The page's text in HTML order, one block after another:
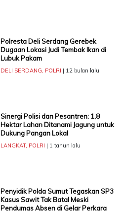
Polresta Deli Serdang Gerebek
Dugaan Lokasi Judi Tembak Ikan di
Lubuk Pakam
DELI SERDANG, POLRI | 12 bulan lalu
Sinergi Polisi dan Pesantren: 1,8
Hektar Lahan Ditanami Jagung untuk
Dukung Pangan Lokal
LANGKAT, POLRI | 1 tahun lalu
Penyidik Polda Sumut Tegaskan SP3
Kasus Sawit Tak Batal Meski
Pendumas Absen di Gelar Perkara